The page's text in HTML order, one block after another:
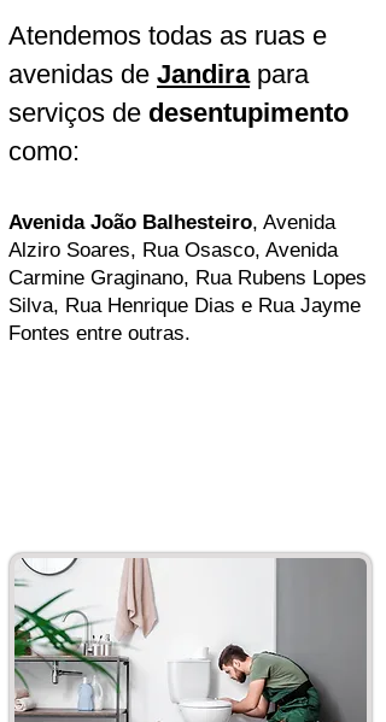
Atendemos todas as ruas e
avenidas de Jandirapara
serviços de desentupimento
como:
Avenida João Balhesteiro, Avenida
Alziro Soares, Rua Osasco, Avenida
Carmine Graginano, Rua Rubens Lopes
Silva, Rua Henrique Dias e Rua Jayme
Fontes entre outras.